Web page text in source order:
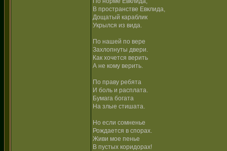
В пространстве Евклида,
Дощатый караблик
Укрылся из вида.
По нашей по вере
Захлопнуты двери.
Как хочется верить
А не кому верить.
По праву ребята
И боль и расплата.
Бумага богата
На злые стишата.
Но если сомненье
Рождается в спорах.
Живи мое пенье
В пустых коридорах!